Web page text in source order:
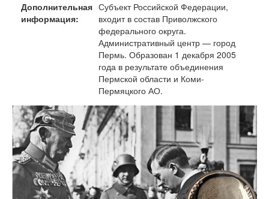
Дополнительная
информация:
Субъект Российской Федерации,
входит в состав Приволжского
федерального округа.
Административный центр — город
Пермь. Образован 1 декабря 2005
года в результате объединения
Пермской области и Коми-
Пермяцкого АО.